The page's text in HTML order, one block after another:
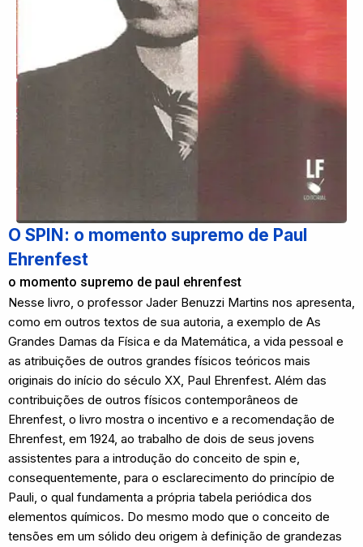
O SPIN: o momento supremo de Paul
Ehrenfest
o momento supremo de paul ehrenfest
Nesse livro, o professor Jader Benuzzi Martins nos apresenta,
como em outros textos de sua autoria, a exemplo de As
Grandes Damas da Física e da Matemática, a vida pessoal e
as atribuições de outros grandes físicos teóricos mais
originais do início do século XX, Paul Ehrenfest. Além das
contribuições de outros físicos contemporâneos de
Ehrenfest, o livro mostra o incentivo e a recomendação de
Ehrenfest, em 1924, ao trabalho de dois de seus jovens
assistentes para a introdução do conceito de spin e,
consequentemente, para o esclarecimento do princípio de
Pauli, o qual fundamenta a própria tabela periódica dos
elementos químicos. Do mesmo modo que o conceito de
tensões em um sólido deu origem à definição de grandezas